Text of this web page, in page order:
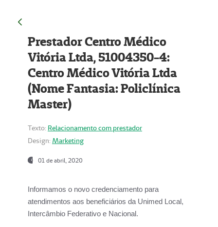
Prestador Centro Médico
Vitória Ltda, 51004350-4:
Centro Médico Vitória Ltda
(Nome Fantasia: Policlínica
Master)
Texto: Relacionamento com prestador
Design: Marketing
01 de abril, 2020
Informamos o novo credenciamento para
atendimentos aos beneficiários da Unimed Local,
Intercâmbio Federativo e Nacional.